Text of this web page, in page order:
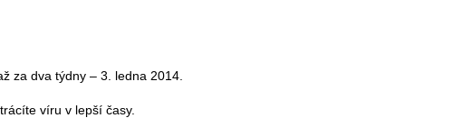
za dva týdny – 3. ledna 2014.
víru v lepší časy.